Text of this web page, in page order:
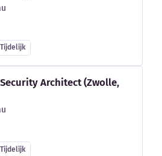
Tijdelijk
Architect (Zwolle,
Tijdelijk